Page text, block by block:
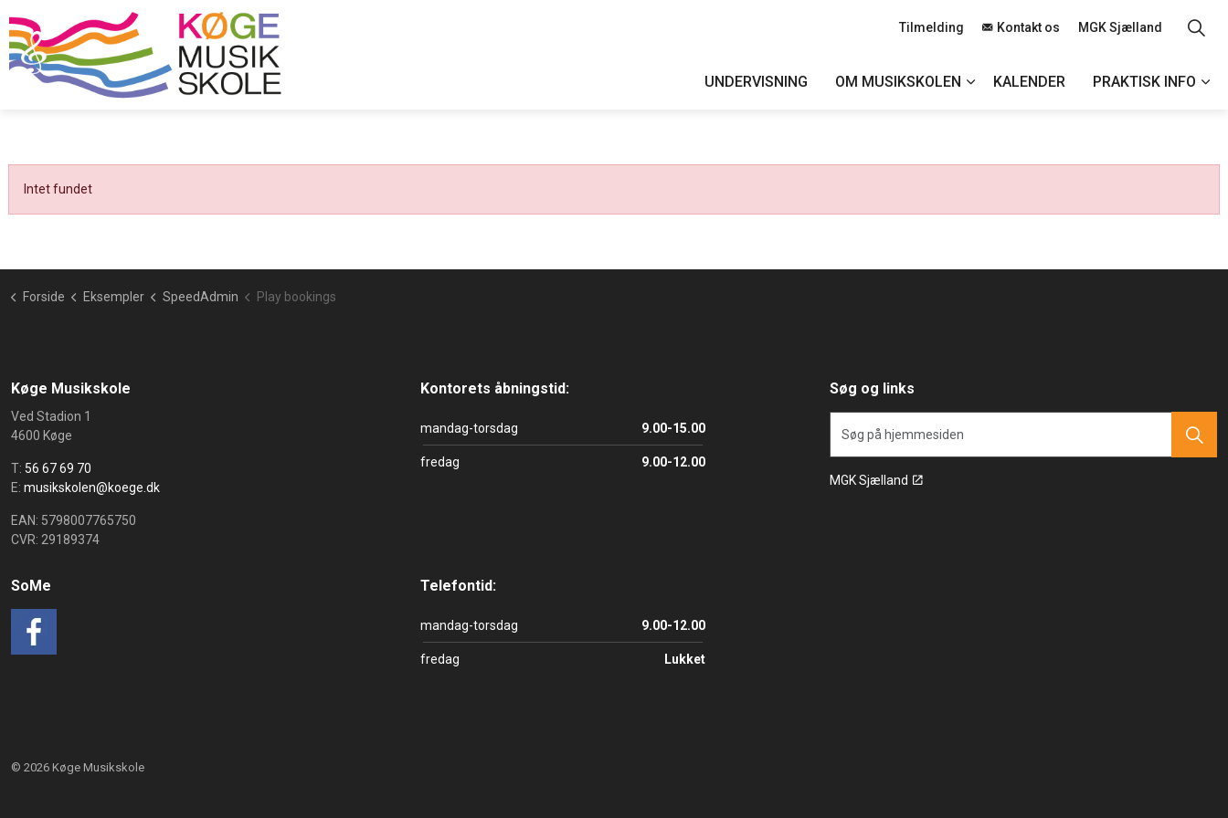
UNDERVISNING OM MUSIKSKOLEN KALENDER PRAKTISK INFO
Tilmelding Kontakt os MGK Sjælland
Intet fundet
Forside Eksempler SpeedAdmin Play bookings
Køge Musikskole
Ved Stadion 1
4600 Køge
T: 56 67 69 70
E: musikskolen@koege.dk
EAN: 5798007765750
CVR: 29189374
Kontorets åbningstid:
mandag-torsdag 9.00-15.00
fredag 9.00-12.00
Søg og links
MGK Sjælland
SoMe Telefontid:
mandag-torsdag 9.00-12.00
fredag Lukket
© 2026 Køge Musikskole